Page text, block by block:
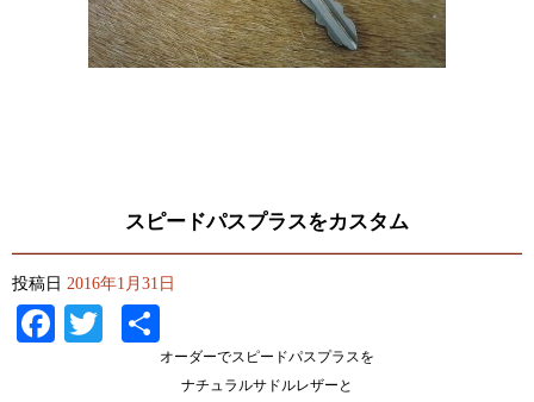
スピードパスプラスをカスタム
投稿日 2016年1月31日
Facebook
Twitter
有
オーダーでスピードパスプラスを
ナチュラルサドルレザーと